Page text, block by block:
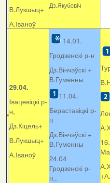
В.Лукшыц+
А.Іваноў
Дз.Якубовіч
29.04.
Івацевіцкі р-
н,
Дз.Кіцель+
В.Лукшыц+
А.Іваноў
14.01.
Гродзенскі р-н
Дз.Вінчэўскі +
В.Гуменны
11.04.
Бераставіцкі р-
н
Дз.Вінчэўскі +
В.Гуменны
24.04
Гродзенскі р-
н.,
+